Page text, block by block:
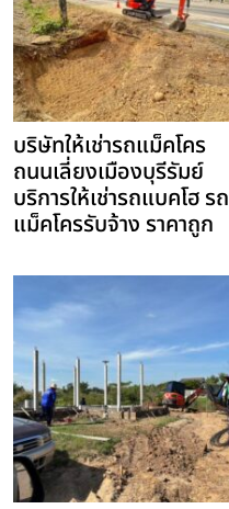
บริษัทให้เช่ารถแม็คโคร
ถนนเลี่ยงเมืองบุรีรัมย์
บริการให้เช่ารถแบคโฮ รถ
แม็คโครรับจ้าง ราคาถูก